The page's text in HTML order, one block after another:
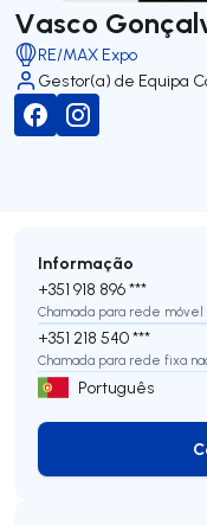
Vasco
RE/MAX Expo
Gestor(a) de Equipa
Informação
+351 918 896 ***
Chamada para rede móvel
+351 218 540 ***
Chamada para rede fixa
Português